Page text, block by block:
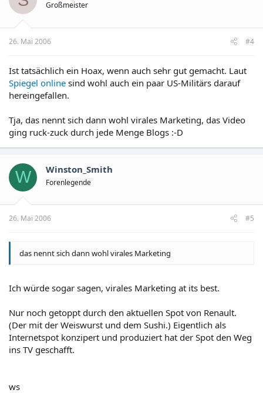
Großmeister
26. Mai 2006 #4
Ist tatsächlich ein Hoax, wenn auch sehr gut gemacht. Laut
Spiegel online sind wohl auch ein paar US-Militärs darauf
hereingefallen.
Tja, das nennt sich dann wohl virales Marketing, das Video
ging ruck-zuck durch jede Menge Blogs :-D
W Winston_Smith
Forenlegende
26. Mai 2006 #5
das nennt sich dann wohl virales Marketing
Ich würde sogar sagen, virales Marketing at its best.
Nur noch getoppt durch den aktuellen Spot von Renault.
(Der mit der Weiswurst und dem Sushi.) Eigentlich als
Internetspot konzipert und produziert hat der Spot den Weg
ins TV geschafft.
ws